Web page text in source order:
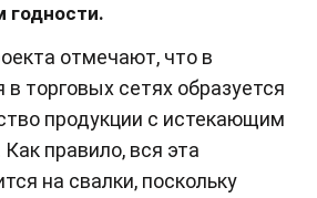
годности.
отмечают, что в
торговых сетях образуется
продукции с истекающим
правило, вся эта
на свалки, поскольку